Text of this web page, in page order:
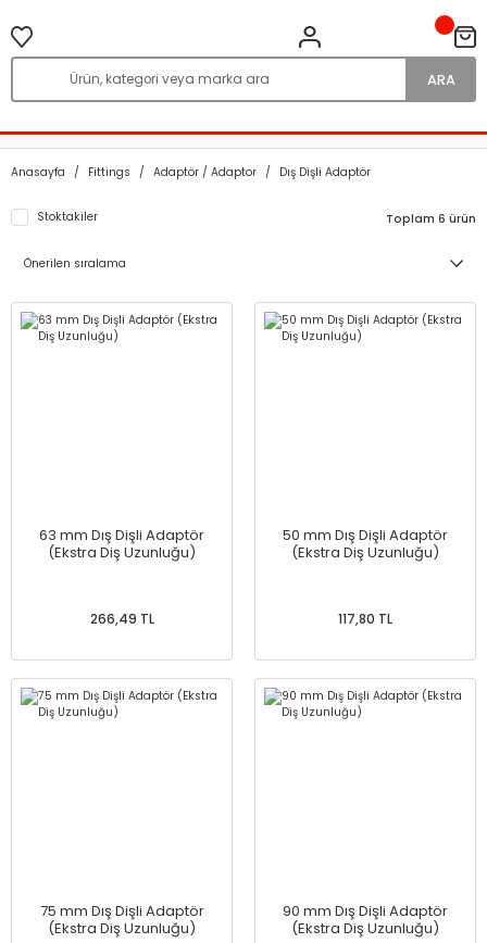
ARA
Anasayfa Fittings Adaptör / Adaptor Dış Dişli Adaptör
Stoktakiler Toplam 6 ürün
63 mm Dış Dişli Adaptör
(Ekstra Diş Uzunluğu)
266,49 TL
50 mm Dış Dişli Adaptör
(Ekstra Diş Uzunluğu)
117,80 TL
75 mm Dış Dişli Adaptör
(Ekstra Diş Uzunluğu)
90 mm Dış Dişli Adaptör
(Ekstra Diş Uzunluğu)